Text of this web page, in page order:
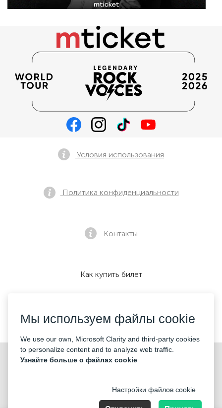
©2026 «Mticket Sp. z o.o.» Все права защищены
Условия использования
Политика конфиденциальности
Контакты
Как купить билет
Мы принимаем:
Мы используем файлы cookie
We use our own, Microsoft Clarity and third-party cookies
to personalize content and to analyze web traffic.
Узнайте больше о файлах cookie
Настройки файлов cookie